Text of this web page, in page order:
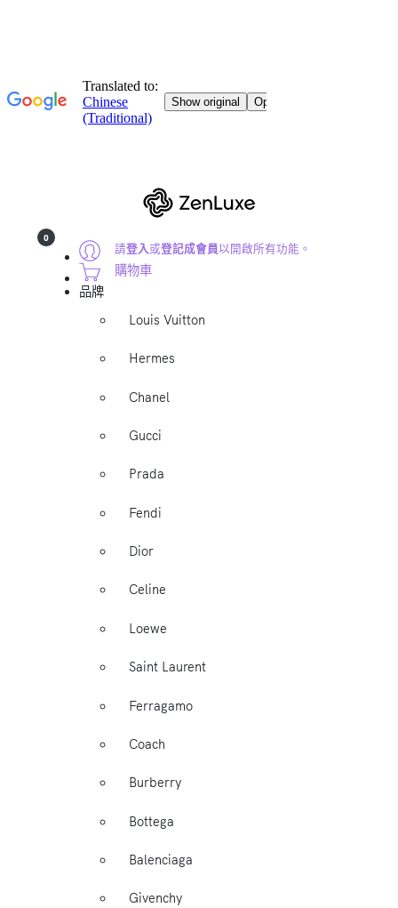
請登入或登記成會員以開啟所有功能。
0
購物車
品牌
Louis Vuitton
Hermes
Chanel
Gucci
Prada
Fendi
Dior
Celine
Loewe
Saint Laurent
Ferragamo
Coach
Burberry
Bottega
Balenciaga
Givenchy